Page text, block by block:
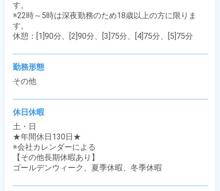
す。
※22時～5時は深夜勤務のため18歳以上の方に限りま
す。
休憩：[1]90分、[2]90分、[3]75分、[4]75分、[5]75分
勤務形態
その他
休日休暇
土・日
★年間休日130日★
※会社カレンダーによる
【その他長期休暇あり】
ゴールデンウィーク、夏季休暇、冬季休暇